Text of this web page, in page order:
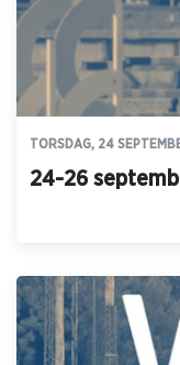
TORSDAG, 24
24-26